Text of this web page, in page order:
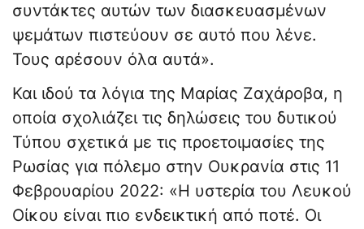
συντάκτες αυτών των διασκευασμένων
ψεμάτων πιστεύουν σε αυτό που λένε.
Τους αρέσουν όλα αυτά».
Και ιδού τα λόγια της Μαρίας Ζαχάροβα, η
οποία σχολιάζει τις δηλώσεις του δυτικού
Τύπου σχετικά με τις προετοιμασίες της
Ρωσίας για πόλεμο στην Ουκρανία στις 11
Φεβρουαρίου 2022: «Η υστερία του Λευκού
Οίκου είναι πιο ενδεικτική από ποτέ. Οι